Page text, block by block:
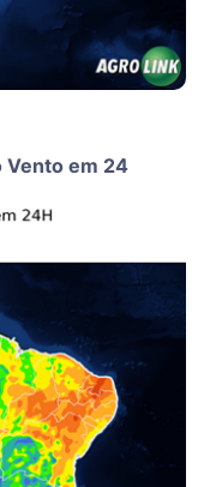
Vento em 24